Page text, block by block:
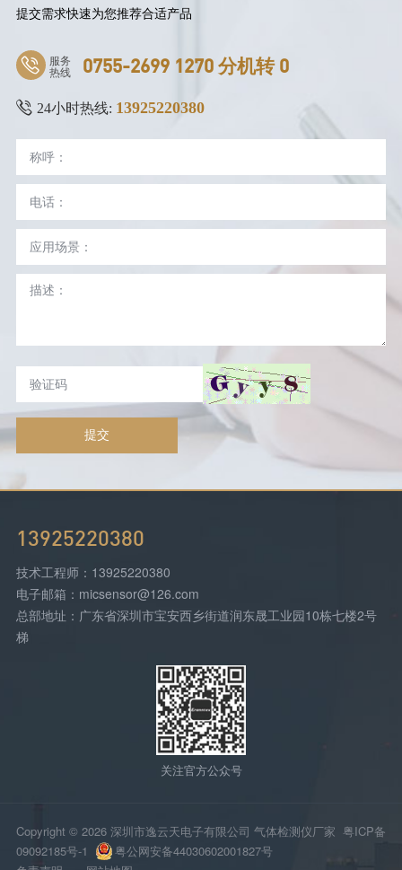
提交需求快速为您推荐合适产品
服务
热线 0755-2699 1270 分机转 0
24小时热线: 13925220380
提交
13925220380
技术工程师：13925220380
电子邮箱：micsensor@126.com
总部地址：广东省深圳市宝安西乡街道润东晟工业园10栋七楼2号
梯
关注官方公众号
Copyright © 2026 深圳市逸云天电子有限公司 气体检测仪厂家 粤ICP备
09092185号-1
粤公网安备44030602001827号